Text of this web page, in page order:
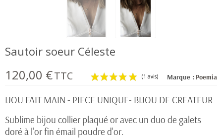
Sautoir soeur Céleste
Marque : Poemia
120,00 €TTC
IJOU FAIT MAIN - PIECE UNIQUE- BIJOU DE CREATEUR
Sublime bijou collier plaqué or avec un duo de galets
doré à l'or fin émail poudre d'or.